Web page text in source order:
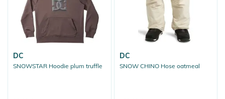
DC
SNOWSTAR Hoodie plum truffle
DC
SNOW CHINO Hose oatmeal